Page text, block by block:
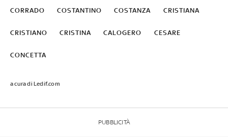
CORRADO COSTANTINO COSTANZA CRISTIANA
CRISTIANO CRISTINA CALOGERO CESARE
CONCETTA
a cura di Ledif.com
PUBBLICITÀ